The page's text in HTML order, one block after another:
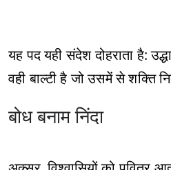
यह पद यही संदेश दोहराता है:
वही बाल्टी है जो उसमें से शक्ति
बोध बनाम निंदा